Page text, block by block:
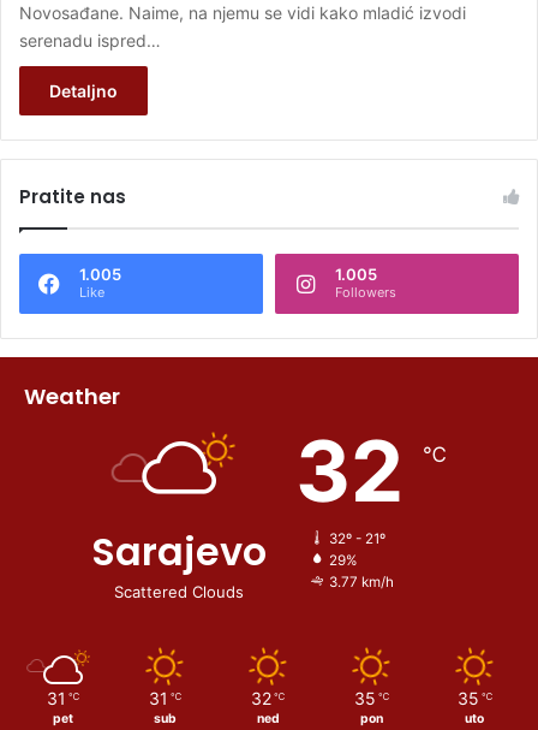
Novosađane. Naime, na njemu se vidi kako mladić izvodi
serenadu ispred…
Detaljno
Pratite nas
1.005
Like
1.005
Followers
Weather
Sarajevo
Scattered Clouds
32 ℃
32º - 21º
29%
3.77 km/h
31 ℃
pet
31 ℃
sub
32 ℃
ned
35 ℃
pon
35 ℃
uto